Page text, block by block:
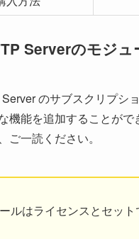
Serverのモジュ
のサブスクリプシ
機能を追加することがで
ご一読ください。
ルはライセンスとセッ